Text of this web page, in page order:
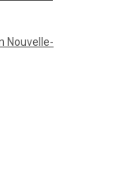
Nouvelle-